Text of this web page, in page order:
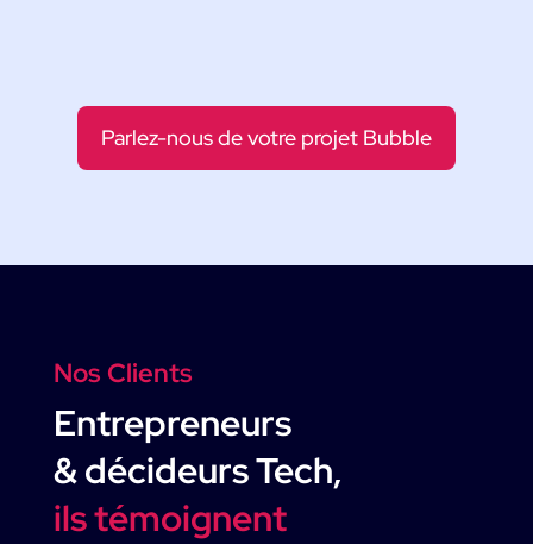
Parlez-nous de votre projet Bubble
Nos Clients
Entrepreneurs
& décideurs Tech,
ils témoignent